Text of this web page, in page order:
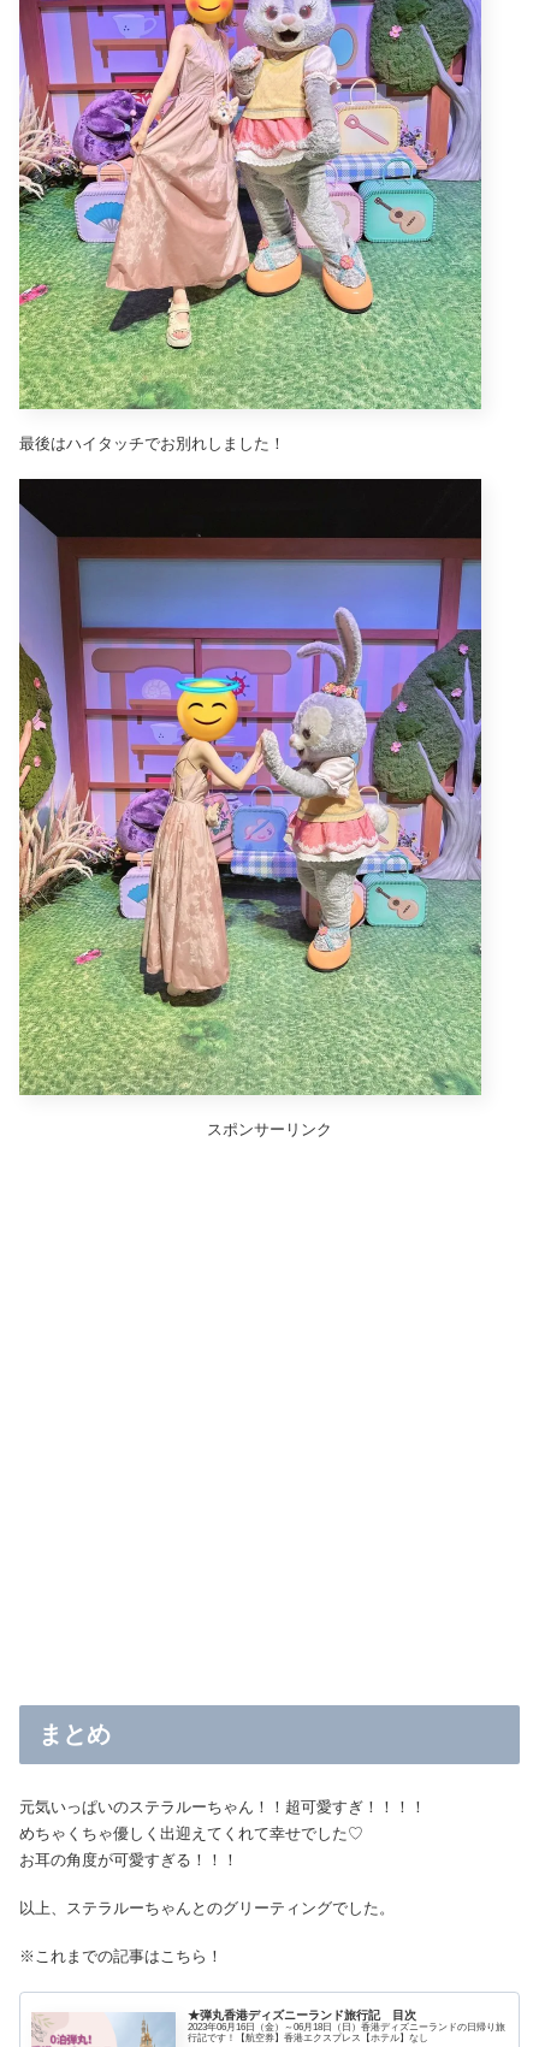
最後はハイタッチでお別れしました！
スポンサーリンク
まとめ
元気いっぱいのステラルーちゃん！！超可愛すぎ！！！！
めちゃくちゃ優しく出迎えてくれて幸せでした♡
お耳の角度が可愛すぎる！！！
以上、ステラルーちゃんとのグリーティングでした。
※これまでの記事はこちら！
★弾丸香港ディズニーランド旅行記 目次
2023年06月16日（金）～06月18日（日）香港ディズニーランドの日帰り旅
行記です！【航空券】香港エクスプレス【ホテル】なし